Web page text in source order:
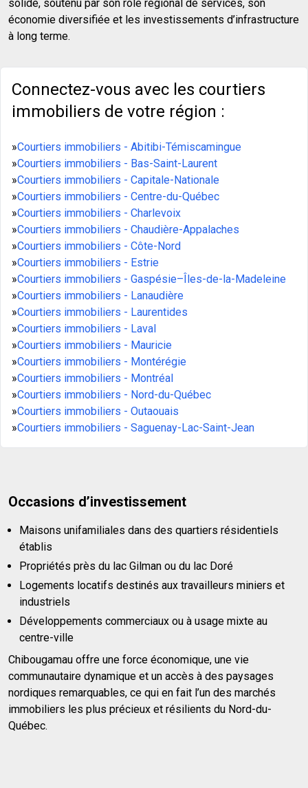
solide, soutenu par son rôle régional de services, son
économie diversifiée et les investissements d’infrastructure
à long terme.
Connectez-vous avec les courtiers
immobiliers de votre région :
»Courtiers immobiliers - Abitibi-Témiscamingue
»Courtiers immobiliers - Bas-Saint-Laurent
»Courtiers immobiliers - Capitale-Nationale
»Courtiers immobiliers - Centre-du-Québec
»Courtiers immobiliers - Charlevoix
»Courtiers immobiliers - Chaudière-Appalaches
»Courtiers immobiliers - Côte-Nord
»Courtiers immobiliers - Estrie
»Courtiers immobiliers - Gaspésie–Îles-de-la-Madeleine
»Courtiers immobiliers - Lanaudière
»Courtiers immobiliers - Laurentides
»Courtiers immobiliers - Laval
»Courtiers immobiliers - Mauricie
»Courtiers immobiliers - Montérégie
»Courtiers immobiliers - Montréal
»Courtiers immobiliers - Nord-du-Québec
»Courtiers immobiliers - Outaouais
»Courtiers immobiliers - Saguenay-Lac-Saint-Jean
Occasions d’investissement
Maisons unifamiliales dans des quartiers résidentiels
établis
Propriétés près du lac Gilman ou du lac Doré
Logements locatifs destinés aux travailleurs miniers et
industriels
Développements commerciaux ou à usage mixte au
centre-ville
Chibougamau offre une force économique, une vie
communautaire dynamique et un accès à des paysages
nordiques remarquables, ce qui en fait l’un des marchés
immobiliers les plus précieux et résilients du Nord-du-
Québec.